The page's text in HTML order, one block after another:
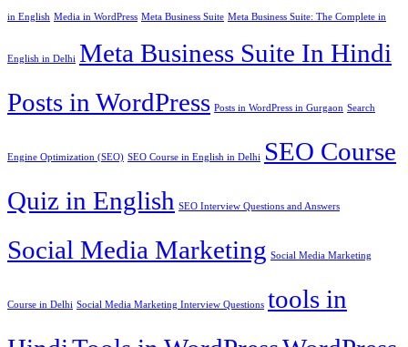
in English Media in WordPress Meta Business Suite Meta Business Suite: The Complete in
English in Delhi Meta Business Suite In Hindi
Posts in WordPress Posts in WordPress in Gurgaon Search
Engine Optimization (SEO) SEO Course in English in Delhi
SEO Course
Quiz in English SEO Interview Questions and Answers
Social Media Marketing Social Media Marketing
Course in Delhi Social Media Marketing Interview Questions tools in